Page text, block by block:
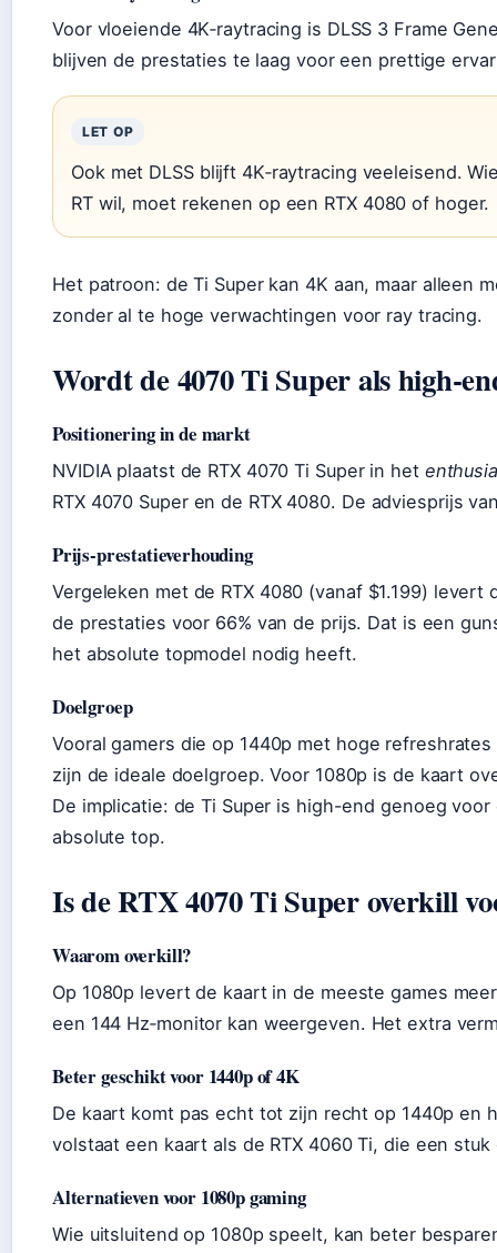
Voor vloeiende 4K‑raytracing is DLSS 3 Frame
blijven de prestaties te laag voor een prettige
LET OP
Ook met DLSS blijft 4K‑raytracing veeleisend.
RT wil, moet rekenen op een RTX 4080 of hoger.
Het patroon: de Ti Super kan 4K aan, maar alleen
zonder al te hoge verwachtingen voor ray tracing.
Wordt de 4070 Ti Super als
Positionering in de markt
NVIDIA plaatst de RTX 4070 Ti Super in het
RTX 4070 Super en de RTX 4080. De adviesprijs
Prijs‑prestatieverhouding
Vergeleken met de RTX 4080 (vanaf $1.199) levert
de prestaties voor 66% van de prijs. Dat is een
het absolute topmodel nodig heeft.
Doelgroep
Vooral gamers die op 1440p met hoge
zijn de ideale doelgroep. Voor 1080p is de kaart
De implicatie: de Ti Super is high-end genoeg
absolute top.
Is de RTX 4070 Ti Super overkill
Waarom overkill?
Op 1080p levert de kaart in de meeste games
een 144 Hz‑monitor kan weergeven. Het extra
Beter geschikt voor 1440p of 4K
De kaart komt pas echt tot zijn recht op 1440p en
volstaat een kaart als de RTX 4060 Ti, die een
Alternatieven voor 1080p gaming
Wie uitsluitend op 1080p speelt, kan beter